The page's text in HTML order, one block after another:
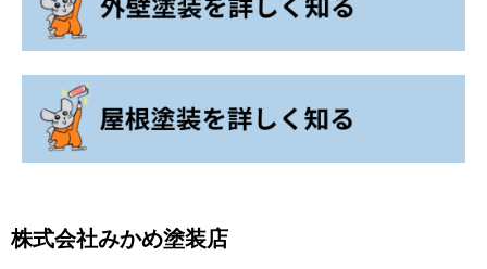
株式会社みかめ塗装店